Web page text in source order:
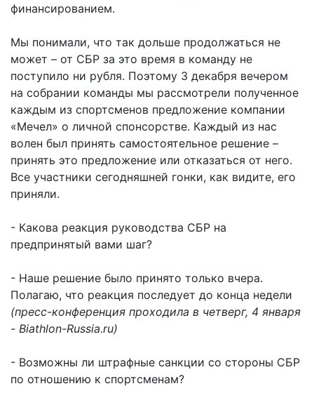
финансированием.
Мы понимали, что так дольше продолжаться не
может – от СБР за это время в команду не
поступило ни рубля. Поэтому 3 декабря вечером
на собрании команды мы рассмотрели полученное
каждым из спортсменов предложение компании
«Мечел» о личной спонсорстве. Каждый из нас
волен был принять самостоятельное решение –
принять это предложение или отказаться от него.
Все участники сегодняшней гонки, как видите, его
приняли.
- Какова реакция руководства СБР на
предпринятый вами шаг?
- Наше решение было принято только вчера.
Полагаю, что реакция последует до конца недели
(пресс-конференция проходила в четверг, 4 января
- Biathlon-Russia.ru)
- Возможны ли штрафные санкции со стороны СБР
по отношению к спортсменам?